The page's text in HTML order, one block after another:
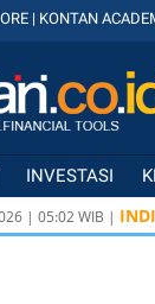
| KONTAN
INVESTASI
| 05:02WIB |